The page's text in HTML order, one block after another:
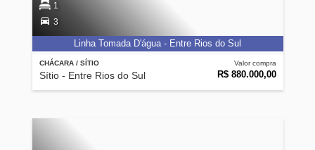
CHÁCARA / SÍTIO
Sítio - Entre Rios do Sul
Valor compra
R$ 880.000,00
1
3
Linha Tomada D'água - Entre Rios do Sul